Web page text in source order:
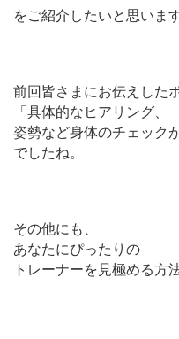
をご紹介したいと思います
前回皆さまにお伝えした
「具体的なヒアリング、
姿勢など身体のチェック
でしたね。
その他にも、
あなたにぴったりの
トレーナーを見極める方